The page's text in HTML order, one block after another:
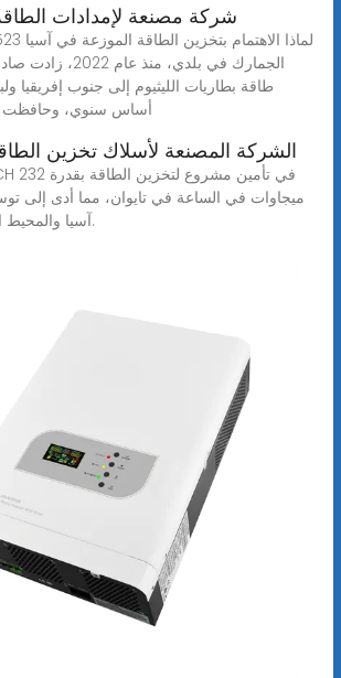
شركة مصنعة لإمدادات
الجمارك في بلدي،
طاقة بطاريات الليثيوم إلى جنوب إفريقيا
أساس سنوي، وحافظت
الشركة المصنعة لأسلاك تخزين
ميجاوات في الساعة في تايوان، مما أدى إلى
آسيا والمحيط الهادئ! 31.2024 يناير.